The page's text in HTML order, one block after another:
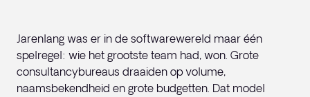
Jarenlang was er in de softwarewereld maar één
spelregel: wie het grootste team had, won. Grote
consultancybureaus draaiden op volume,
naamsbekendheid en grote budgetten. Dat model